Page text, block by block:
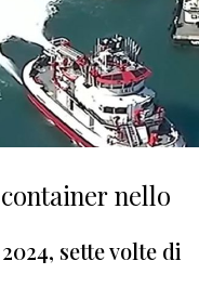
nello
sette volte di